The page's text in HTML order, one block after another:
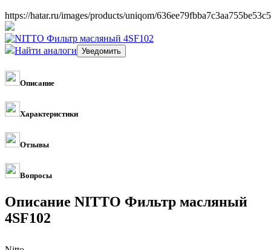
https://hatar.ru/images/products/uniqom/
Найти аналоги
Описание
Характеристики
Отзывы
Вопросы
Описание NITTO Фильтр масляный
4SF102